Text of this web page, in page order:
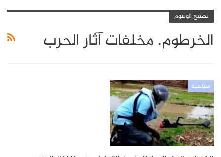
تصفح الوسوم
الخرطوم. مخلفات آثار الحرب
سياسية